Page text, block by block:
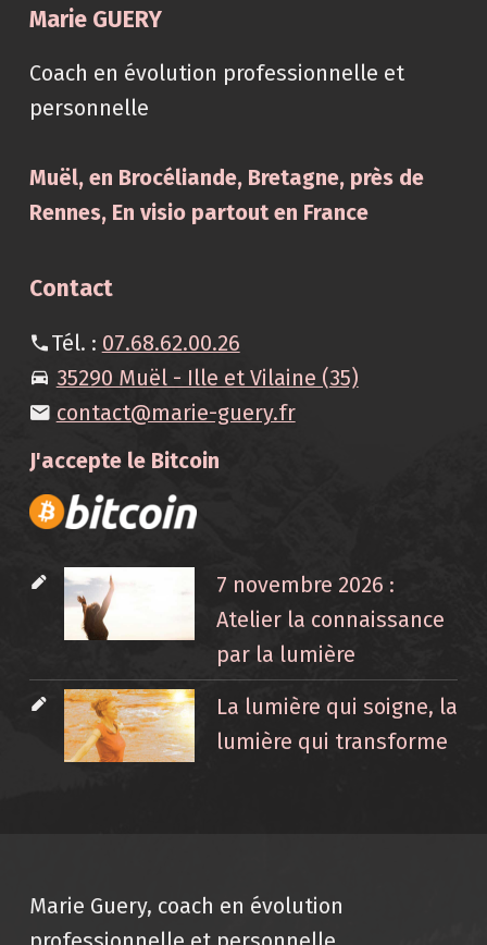
Marie GUERY
Coach en évolution professionnelle et
personnelle
Muël, en Brocéliande, Bretagne, près de
Rennes, En visio partout en France
Contact
Tél. : 07.68.62.00.26
35290 Muël - Ille et Vilaine (35)
contact@marie-guery.fr
J'accepte le Bitcoin
7 novembre 2026 :
Atelier la connaissance
par la lumière
La lumière qui soigne, la
lumière qui transforme
Marie Guery, coach en évolution